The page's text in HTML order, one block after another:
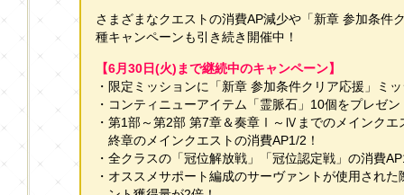
さまざまなクエストの消費AP減少や「新章 参加条件
種キャンペーンも引き続き開催中！
【6月30日(火)まで継続中のキャンペーン】
・限定ミッションに「新章 参加条件クリア応援」ミ
・コンティニューアイテム「霊脈石」10個をプレゼン
・第1部～第2部 第7章＆奏章Ⅰ～Ⅳまでのメインクエ
終章のメインクエストの消費AP1/2！
・全クラスの「冠位解放戦」「冠位認定戦」の消費
・オススメサポート編成のサーヴァントが使用され